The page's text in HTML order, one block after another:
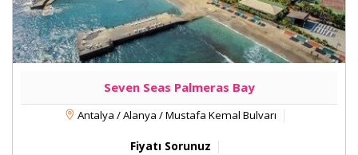
Seven Seas Palmeras Bay
Antalya / Alanya / Mustafa Kemal Bulvarı
Fiyatı Sorunuz